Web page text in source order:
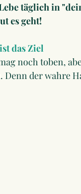
täglich in
es geht!
das Ziel
noch toben,
Denn der wahre